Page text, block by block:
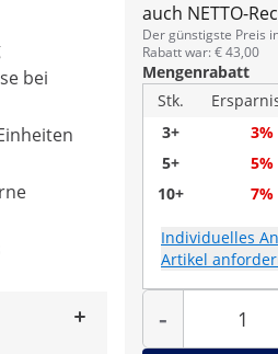
auch NETTO-
Der günstigste Preis
Rabatt war: € 43,00
Mengenrabatt
Stk.
3+
3%
5+
5%
10+
7%
Individuelles
Artikel
-
bei